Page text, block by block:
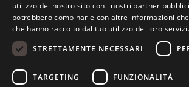
Transparent ETS Associazione Culturale
Viale Luciano Pavarotti, 133 • 73100 Lecce •
info@transparent.love
C.F. 93148760759 • P.Iva 05013420756
utilizzo del nostro sito con i nostri partner
potrebbero combinarle con altre informazioni
che hanno raccolto dal tuo utilizzo dei loro servizi.
STRETTAMENTE NECESSARI
TARGETING FUNZIONALITÀ